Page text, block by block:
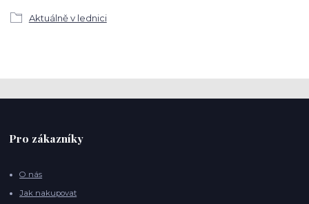
Aktuálně v lednici
Pro zákazníky
O nás
Jak nakupovat